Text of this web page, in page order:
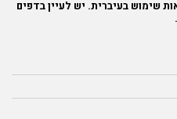
שימוש בעיברית. יש לעיין בדפים